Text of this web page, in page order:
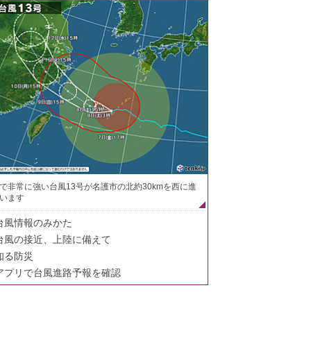
非常に強い台風13号が名護市の北約30kmを西に進
ます
風情報のみかた
風の接近、上陸に備えて
る防災
プリで台風進路予報を確認